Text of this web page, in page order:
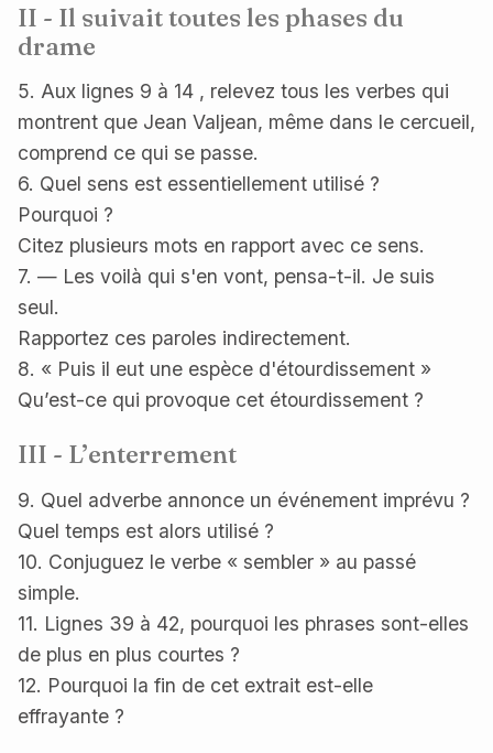
II - Il suivait toutes les phases du
drame
5. Aux lignes 9 à 14 , relevez tous les verbes qui
montrent que Jean Valjean, même dans le cercueil,
comprend ce qui se passe.
6. Quel sens est essentiellement utilisé ?
Pourquoi ?
Citez plusieurs mots en rapport avec ce sens.
7. — Les voilà qui s'en vont, pensa-t-il. Je suis
seul.
Rapportez ces paroles indirectement.
8. « Puis il eut une espèce d'étourdissement »
Qu’est-ce qui provoque cet étourdissement ?
III - L’enterrement
9. Quel adverbe annonce un événement imprévu ?
Quel temps est alors utilisé ?
10. Conjuguez le verbe « sembler » au passé
simple.
11. Lignes 39 à 42, pourquoi les phrases sont-elles
de plus en plus courtes ?
12. Pourquoi la fin de cet extrait est-elle
effrayante ?